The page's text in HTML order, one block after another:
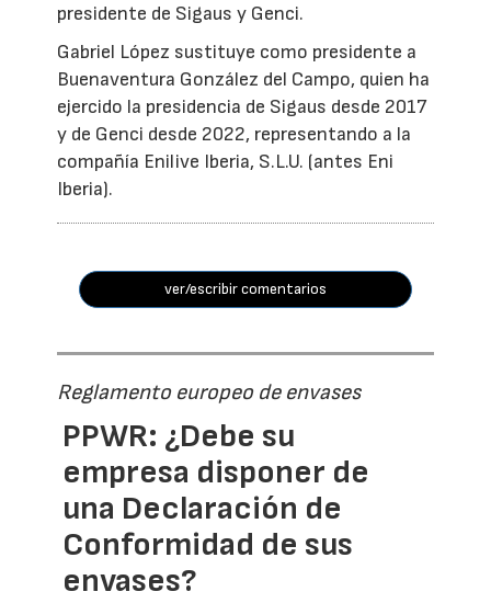
presidente de Sigaus y Genci.
Gabriel López sustituye como presidente a
Buenaventura González del Campo, quien ha
ejercido la presidencia de Sigaus desde 2017
y de Genci desde 2022, representando a la
compañía Enilive Iberia, S.L.U. (antes Eni
Iberia).
ver/escribir comentarios
Reglamento europeo de envases
PPWR: ¿Debe su
empresa disponer de
una Declaración de
Conformidad de sus
envases?